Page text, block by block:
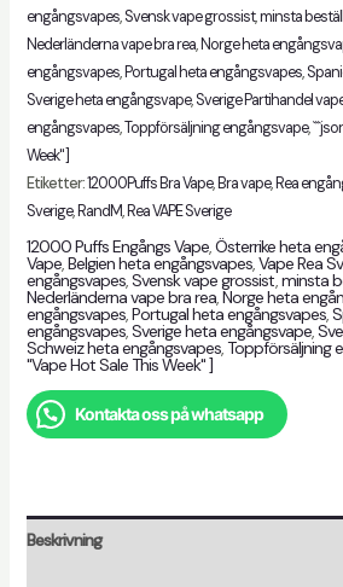
engångsvapes,Svensk vape grossist,minsta
Nederländerna vape bra rea, Norge heta
engångsvapes, Portugal heta engångsvapes,
Sverige heta engångsvape,Sverige Partihandel
engångsvapes,Toppförsäljning engångsvape,
Week" ]
Etiketter:12000Puffs Bra Vape, Bra vape, Rea
Sverige, RandM, Rea VAPE Sverige
12000 Puffs Engångs Vape,Österrike heta
Vape,Belgien heta engångsvapes,Vape Rea
engångsvapes,Svensk vape grossist,minsta
Nederländerna vape bra rea,Norge heta
engångsvapes,Portugal heta engångsvapes,
engångsvapes,Sverige heta engångsvape,
Schweiz heta engångsvapes,Toppförsäljning
"Vape Hot Sale This Week" ]
Kontakta oss på whatsapp
Beskrivning